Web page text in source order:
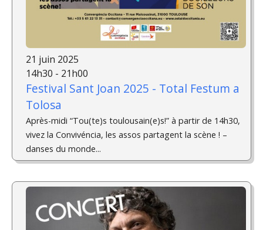
21 juin 2025
14h30 - 21h00
Festival Sant Joan 2025 - Total Festum a
Tolosa
Après-midi “Tou(te)s toulousain(e)s!” à partir de 14h30,
vivez la Convivéncia, les assos partagent la scène ! –
danses du monde...